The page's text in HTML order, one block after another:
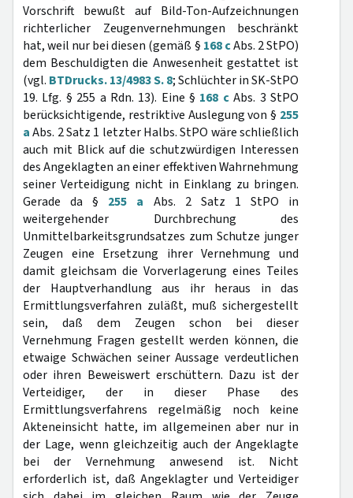
Vorschrift bewußt auf Bild-Ton-Aufzeichnungen
richterlicher Zeugenvernehmungen beschränkt
hat, weil nur bei diesen (gemäß § 168 cAbs. 2 StPO)
dem Beschuldigten die Anwesenheit gestattet ist
(vgl. BTDrucks. 13/4983 S. 8; Schlüchter in SK-StPO
19. Lfg. § 255 a Rdn. 13). Eine § 168 cAbs. 3 StPO
berücksichtigende, restriktive Auslegung von § 255
aAbs. 2 Satz 1 letzter Halbs. StPO wäre schließlich
auch mit Blick auf die schutzwürdigen Interessen
des Angeklagten an einer effektiven Wahrnehmung
seiner Verteidigung nicht in Einklang zu bringen.
Gerade da § 255 a Abs. 2 Satz 1 StPO in
weitergehender Durchbrechung des
Unmittelbarkeitsgrundsatzes zum Schutze junger
Zeugen eine Ersetzung ihrer Vernehmung und
damit gleichsam die Vorverlagerung eines Teiles
der Hauptverhandlung aus ihr heraus in das
Ermittlungsverfahren zuläßt, muß sichergestellt
sein, daß dem Zeugen schon bei dieser
Vernehmung Fragen gestellt werden können, die
etwaige Schwächen seiner Aussage verdeutlichen
oder ihren Beweiswert erschüttern. Dazu ist der
Verteidiger, der in dieser Phase des
Ermittlungsverfahrens regelmäßig noch keine
Akteneinsicht hatte, im allgemeinen aber nur in
der Lage, wenn gleichzeitig auch der Angeklagte
bei der Vernehmung anwesend ist. Nicht
erforderlich ist, daß Angeklagter und Verteidiger